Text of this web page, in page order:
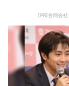
[PR]合同会